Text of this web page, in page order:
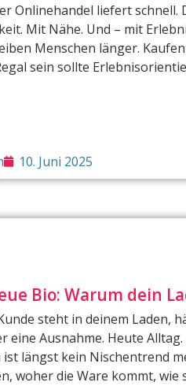
Onlinehandel liefert
Mit Nähe. Und – mit
Menschen länger.
sein sollte
10. Juni 2025
Bio: Warum dein
steht in deinem Laden,
eine Ausnahme. Heute
längst kein Nischentrend
woher die Ware kommt,